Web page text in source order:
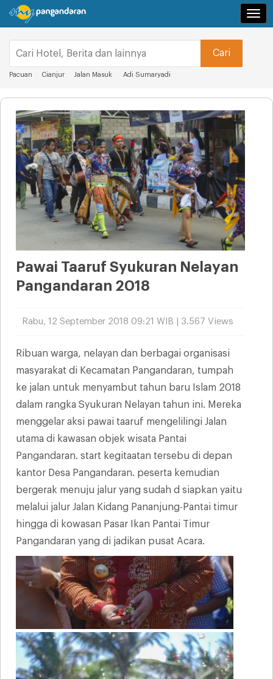
Pacuan Cianjur Jalan Masuk Adi Sumaryadi
Pawai Taaruf Syukuran Nelayan
Pangandaran 2018
Rabu, 12 September 2018 09:21 WIB | 3.567 Views
Ribuan warga, nelayan dan berbagai organisasi
masyarakat di Kecamatan Pangandaran, tumpah
ke jalan untuk menyambut tahun baru Islam 2018
dalam rangka Syukuran Nelayan tahun ini. Mereka
menggelar aksi pawai taaruf mengelilingi Jalan
utama di kawasan objek wisata Pantai
Pangandaran. start kegitaatan tersebu di depan
kantor Desa Pangandaran. peserta kemudian
bergerak menuju jalur yang sudah d siapkan yaitu
melalui jalur Jalan Kidang Pananjung-Pantai timur
hingga di kowasan Pasar Ikan Pantai Timur
Pangandaran yang di jadikan pusat Acara.